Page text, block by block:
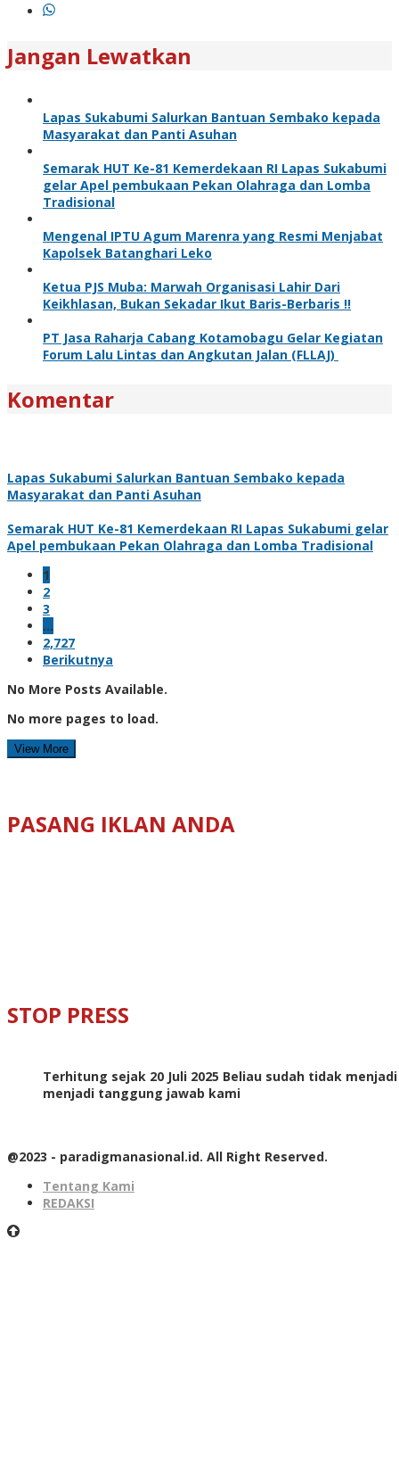
Jangan Lewatkan
Lapas Sukabumi Salurkan Bantuan Sembako kepada
Masyarakat dan Panti Asuhan
Semarak HUT Ke-81 Kemerdekaan RI Lapas Sukabumi
gelar Apel pembukaan Pekan Olahraga dan Lomba
Tradisional
Mengenal IPTU Agum Marenra yang Resmi Menjabat
Kapolsek Batanghari Leko
Ketua PJS Muba: Marwah Organisasi Lahir Dari
Keikhlasan, Bukan Sekadar Ikut Baris-Berbaris !!
PT Jasa Raharja Cabang Kotamobagu Gelar Kegiatan
Forum Lalu Lintas dan Angkutan Jalan (FLLAJ)
Komentar
Lapas Sukabumi Salurkan Bantuan Sembako kepada
Masyarakat dan Panti Asuhan
Semarak HUT Ke-81 Kemerdekaan RI Lapas Sukabumi gelar
Apel pembukaan Pekan Olahraga dan Lomba Tradisional
1
2
3
…
2,727
Berikutnya
No More Posts Available.
No more pages to load.
View More
PASANG IKLAN ANDA
STOP PRESS
Terhitung sejak 20 Juli 2025 Beliau sudah tidak
menjadi tanggung jawab kami
@2023 - paradigmanasional.id. All Right Reserved.
Tentang Kami
REDAKSI